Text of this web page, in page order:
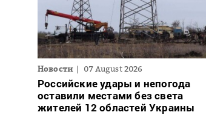
Новости 07 August 2026
Российские удары и непогода
оставили местами без света
жителей 12 областей Украины